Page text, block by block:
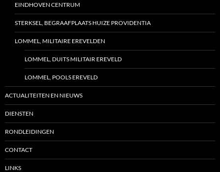
EINDHOVEN CENTRUM
STERKSEL, BEGRAAFPLAATS HUIZE PROVIDENTIA
LOMMEL, MILITAIRE EREVELDEN
LOMMEL, DUITS MILITAIR EREVELD
LOMMEL, POOLS EREVELD
ACTUALITEITEN EN NIEUWS
DIENSTEN
RONDLEIDINGEN
CONTACT
LINKS